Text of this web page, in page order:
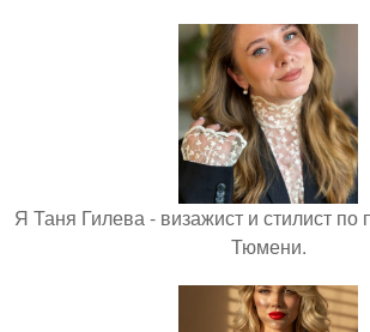
Я Таня Гилева - визажист и стилист по
Тюмени.